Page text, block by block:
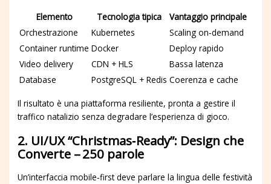
Elemento Tecnologia tipica
Vantaggio principale
Orchestrazione
Kubernetes
Scaling on‑demand
Container runtime Docker
Deploy rapido
Video delivery
CDN + HLS
Bassa latenza
Database
PostgreSQL + Redis Coerenza e cache
Il risultato è una piattaforma resiliente, pronta a gestire il
traffico natalizio senza degradare l’esperienza di gioco.
2. UI/UX “Christmas‑Ready”: Design che
Converte – 250 parole
Un’interfaccia mobile‑first deve parlare la lingua delle festività